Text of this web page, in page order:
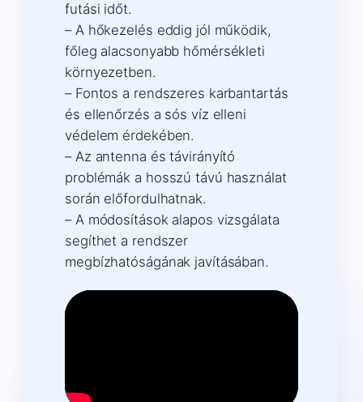
futási időt.
– A hőkezelés eddig jól működik,
főleg alacsonyabb hőmérsékleti
környezetben.
– Fontos a rendszeres karbantartás
és ellenőrzés a sós víz elleni
védelem érdekében.
– Az antenna és távirányító
problémák a hosszú távú használat
során előfordulhatnak.
– A módosítások alapos vizsgálata
segíthet a rendszer
megbízhatóságának javításában.